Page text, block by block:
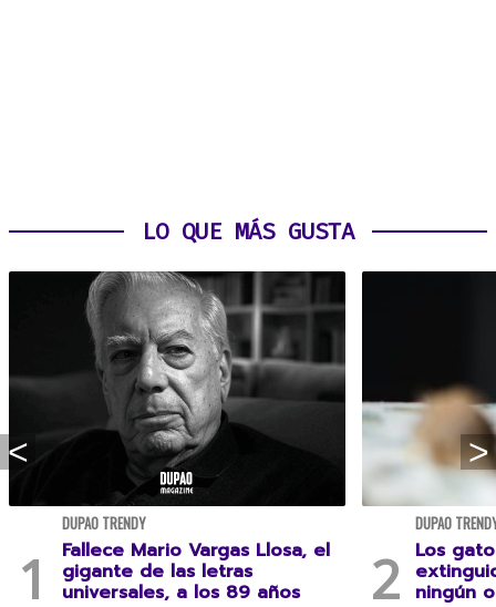
LO QUE MÁS GUSTA
DUPAO TRENDY
Fallece Mario Vargas Llosa, el
gigante de las letras
universales, a los 89 años
DUPAO
Los
ningún